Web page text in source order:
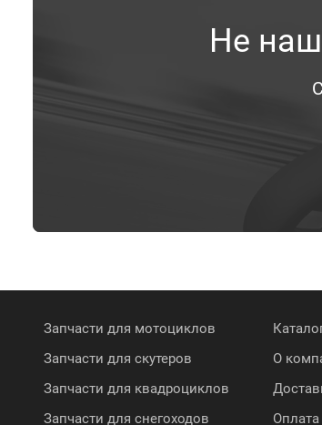
Не
Запчасти для мотоциклов
Запчасти для скутеров
Запчасти для квадроциклов
Запчасти для снегоходов
О
Оплата